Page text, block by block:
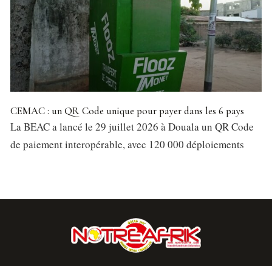
CEMAC : un QR Code unique pour payer dans les 6 pays
La BEAC a lancé le 29 juillet 2026 à Douala un QR Code
de paiement interopérable, avec 120 000 déploiements